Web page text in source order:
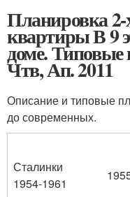
Планировка
квартиры В 9
доме.
Чтв, Ап. 2011
Описание и типовые
до современных.
Сталинки
1954-1961